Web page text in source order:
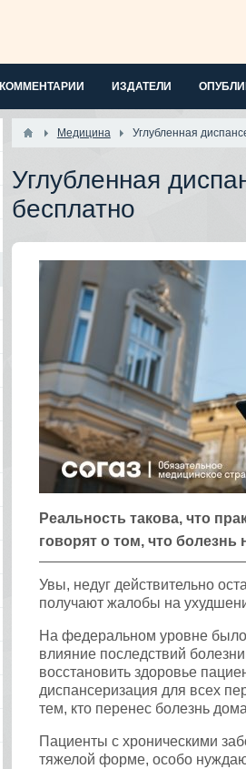
КОММЕНТАРИИ ИЗДАТЕЛИ
Медицина Углубленная
Углубленная
бесплатно
Реальность такова, что
говорят о том, что
Увы, недуг действительно
получают жалобы на
На федеральном уровне было
влияние последствий
восстановить здоровье
диспансеризация для всех
тем, кто перенес болезнь
Пациенты с хроническими
тяжелой форме, особо